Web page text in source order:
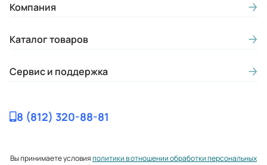
Компания
Каталог товаров
Сервис и поддержка
8 (812) 320-88-81
Вы принимаете условияполитики в отношении обработки персональных